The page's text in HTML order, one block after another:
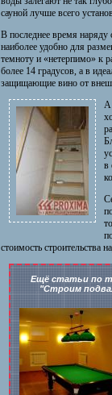
сауной лучше всего
В последнее время
наиболее удобно для
темноту и «нетерпимо» к
более 14 градусов, а в
защищающие вино от
А
в
стоимость строительства
Ещё статьи по
"Строим